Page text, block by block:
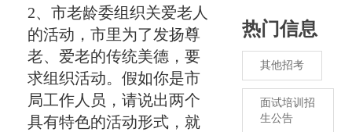
2、市老龄委组织关爱老人
的活动，市里为了发扬尊
老、爱老的传统美德，要
求组织活动。假如你是市
局工作人员，请说出两个
具有特色的活动形式，就
热门信息
其他招考
面试培训招
生公告